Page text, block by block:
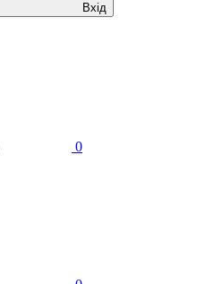
Вхід
0